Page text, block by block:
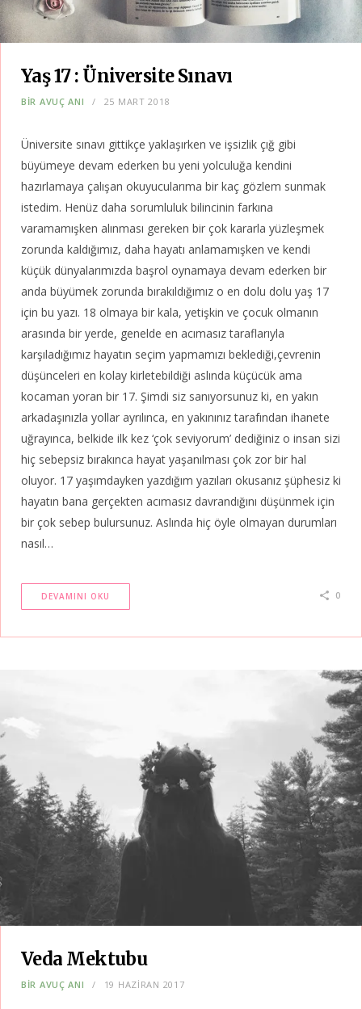
Yaş 17 : Üniversite Sınavı
BIR AVUÇ ANI 25 MART 2018
Üniversite sınavı gittikçe yaklaşırken ve işsizlik çığ gibi
büyümeye devam ederken bu yeni yolculuğa kendini
hazırlamaya çalışan okuyucularıma bir kaç gözlem sunmak
istedim. Henüz daha sorumluluk bilincinin farkına
varamamışken alınması gereken bir çok kararla yüzleşmek
zorunda kaldığımız, daha hayatı anlamamışken ve kendi
küçük dünyalarımızda başrol oynamaya devam ederken bir
anda büyümek zorunda bırakıldığımız o en dolu dolu yaş 17
için bu yazı. 18 olmaya bir kala, yetişkin ve çocuk olmanın
arasında bir yerde, genelde en acımasız taraflarıyla
karşıladığımız hayatın seçim yapmamızı beklediği,çevrenin
düşünceleri en kolay kirletebildiği aslında küçücük ama
kocaman yoran bir 17. Şimdi siz sanıyorsunuz ki, en yakın
arkadaşınızla yollar ayrılınca, en yakınınız tarafından ihanete
uğrayınca, belkide ilk kez ‘çok seviyorum’ dediğiniz o insan sizi
hiç sebepsiz bırakınca hayat yaşanılması çok zor bir hal
oluyor. 17 yaşımdayken yazdığım yazıları okusanız şüphesiz ki
hayatın bana gerçekten acımasız davrandığını düşünmek için
bir çok sebep bulursunuz. Aslında hiç öyle olmayan durumları
nasıl…
DEVAMINI OKU 0
Veda Mektubu
BIR AVUÇ ANI 19 HAZIRAN 2017